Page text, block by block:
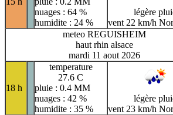
nuages : 64 %
humidite : 24 %
légère
vent 22 km/h
meteo REGUISHEIM
haut rhin alsace
mardi 11 aout 2026
18 h
temperature
27.6 C
pluie : 0.4 MM
nuages : 42 %
humidite : 35 %
légère
vent 23 km/h